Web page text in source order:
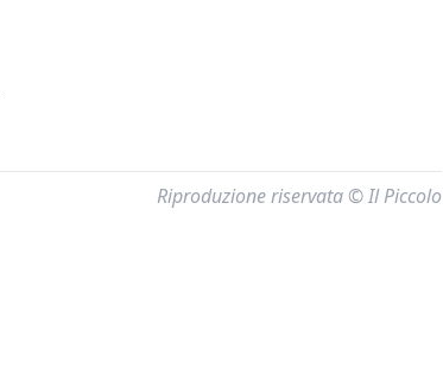
Riproduzione riservata © Il Piccolo